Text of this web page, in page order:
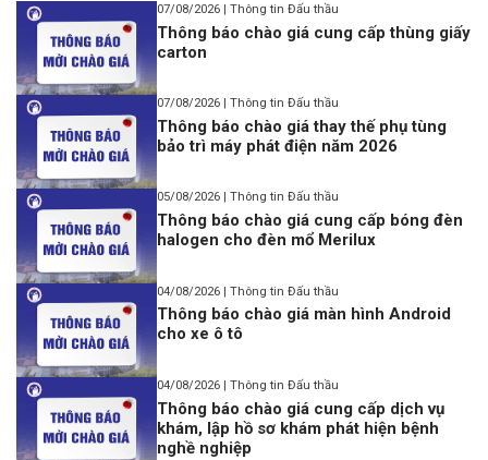
07/08/2026 | Thông tin Đấu thầu
Thông báo chào giá cung cấp thùng giấy
carton
07/08/2026 | Thông tin Đấu thầu
Thông báo chào giá thay thế phụ tùng
bảo trì máy phát điện năm 2026
05/08/2026 | Thông tin Đấu thầu
Thông báo chào giá cung cấp bóng đèn
halogen cho đèn mổ Merilux
04/08/2026 | Thông tin Đấu thầu
Thông báo chào giá màn hình Android
cho xe ô tô
04/08/2026 | Thông tin Đấu thầu
Thông báo chào giá cung cấp dịch vụ
khám, lập hồ sơ khám phát hiện bệnh
nghề nghiệp